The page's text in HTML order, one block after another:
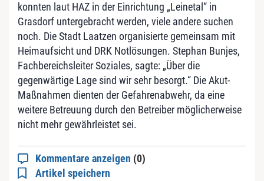
konnten laut HAZ in der Einrichtung „Leinetal“ in
Grasdorf untergebracht werden, viele andere suchen
noch. Die Stadt Laatzen organisierte gemeinsam mit
Heimaufsicht und DRK Notlösungen. Stephan Bunjes,
FachbereichsleiterSoziales, sagte: „Über die
gegenwärtige Lage sind wir sehr besorgt.“ Die Akut-
Maßnahmen dienten der Gefahrenabwehr, da eine
weitere Betreuung durch den Betreiber möglicherweise
nicht mehr gewährleistet sei.
Kommentare anzeigen (0)
Artikel speichern